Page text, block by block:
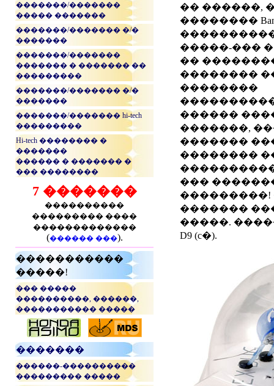
�������/�������
����� �������
�������/������� �/�
�������
�������/�������
������� � ������� ��
���������
�������/������� �/�
�������
�������/������� hi-tech
���������
Hi-tech �������� �
�������
������ � ������� �
��� ��������
7 �������
����������
��������� ����
�������������
(������ ���).
�����������
�����!
��� �����
����������, ������,
����������� �����
�������
������-����������
��������� �����
�� ������,
��������
�����-���
��
��������
��������
������
�������,
�������
��������
���
���������!
�������
�����.
D9 (c�).